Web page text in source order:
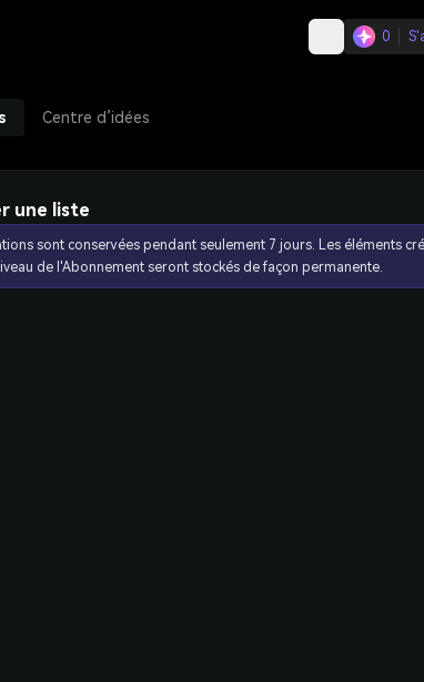
0
Centre d’idées
une liste
sont conservées pendant seulement 7 jours. Les éléments
de l'Abonnement seront stockés de façon permanente.